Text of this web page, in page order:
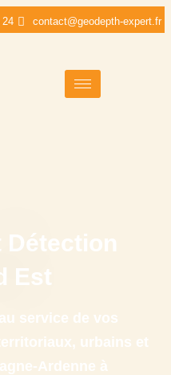
24 contact@geodepth-expert.fr
Détection
Est
service de vos
urbains et
Ardenne à